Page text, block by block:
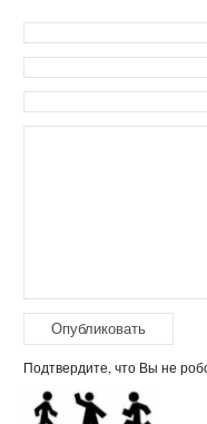
Подтвердите, что Вы не